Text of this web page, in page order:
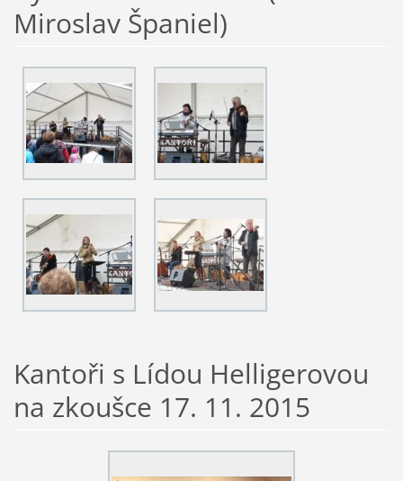
Miroslav Španiel)
Kantoři s Lídou Helligerovou
na zkoušce 17. 11. 2015